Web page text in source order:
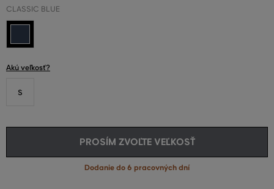
CLASSIC BLUE
Akú veľkosť?
S
PROSÍM ZVOĽTE VEĽKOSŤ
Dodanie do 6 pracovných dní